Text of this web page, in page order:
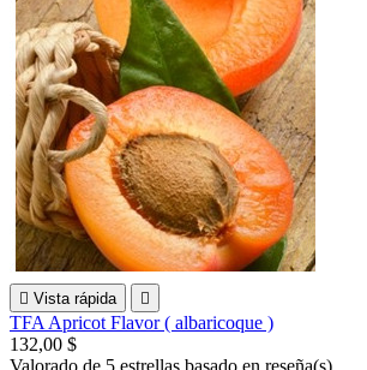
 Vista rápida 
TFA Apricot Flavor ( albaricoque )
132,00 $
Valorado de 5 estrellas basado en reseña(s)